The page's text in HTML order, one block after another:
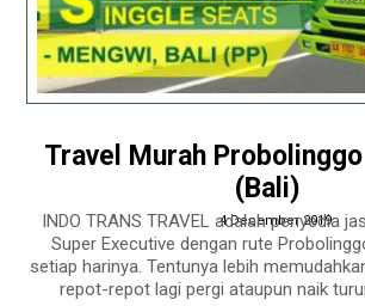
Travel Murah
(Bali)
4 December 2019
INDO TRANS TRAVEL adalah penyedia
Super Executive dengan rute
setiap harinya. Tentunya lebih
repot-repot lagi pergi ataupun naik